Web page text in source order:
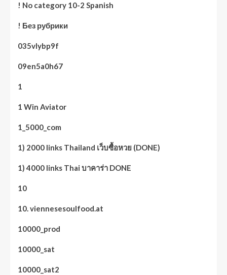
! No category 10-2 Spanish
! Без рубрики
035vlybp9f
09en5a0h67
1
1 Win Aviator
1_5000_com
1) 2000 links Thailand เว็บซื้อหวย (DONE)
1) 4000 links Thai บาคาร่า DONE
10
10. viennesesoulfood.at
10000_prod
10000_sat
10000_sat2